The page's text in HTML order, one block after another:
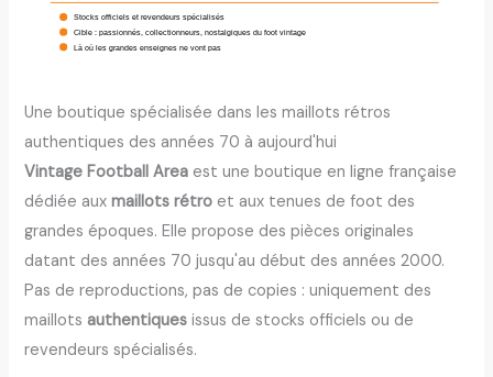
Stocks officiels et revendeurs spécialisés
Cible : passionnés, collectionneurs, nostalgiques du foot vintage
Là où les grandes enseignes ne vont pas
Une boutique spécialisée dans les maillots rétros
authentiques des années 70 à aujourd'hui
Vintage Football Area est une boutique en ligne française
dédiée auxmaillots rétro et aux tenues de foot des
grandes époques. Elle propose des pièces originales
datant des années 70 jusqu'au début des années 2000.
Pas de reproductions, pas de copies : uniquement des
maillots authentiques issus de stocks officiels ou de
revendeurs spécialisés.